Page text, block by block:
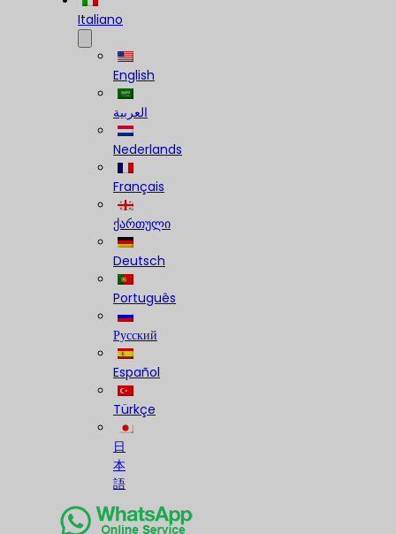
Italiano
English
العربية
Nederlands
Français
ქართული
Deutsch
Português
Русский
Español
Türkçe
日
本
語